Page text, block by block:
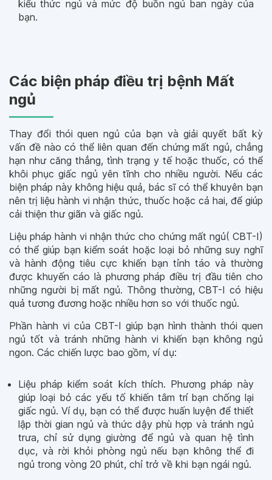
kiểu thức ngủ và mức độ buồn ngủ ban ngày của
bạn.
Các biện pháp điều trị bệnh Mất
ngủ
Thay đổi thói quen ngủ của bạn và giải quyết bất kỳ
vấn đề nào có thể liên quan đến chứng mất ngủ, chẳng
hạn như căng thẳng, tình trạng y tế hoặc thuốc, có thể
khôi phục giấc ngủ yên tĩnh cho nhiều người. Nếu các
biện pháp này không hiệu quả, bác sĩ có thể khuyên bạn
nên trị liệu hành vi nhận thức, thuốc hoặc cả hai, để giúp
cải thiện thư giãn và giấc ngủ.
Liệu pháp hành vi nhận thức cho chứng mất ngủ( CBT-I)
có thể giúp bạn kiểm soát hoặc loại bỏ những suy nghĩ
và hành động tiêu cực khiến bạn tỉnh táo và thường
được khuyến cáo là phương pháp điều trị đầu tiên cho
những người bị mất ngủ. Thông thường, CBT-I có hiệu
quả tương đương hoặc nhiều hơn so với thuốc ngủ.
Phần hành vi của CBT-I giúp bạn hình thành thói quen
ngủ tốt và tránh những hành vi khiến bạn không ngủ
ngon. Các chiến lược bao gồm, ví dụ:
Liệu pháp kiểm soát kích thích. Phương pháp này
giúp loại bỏ các yếu tố khiến tâm trí bạn chống lại
giấc ngủ. Ví dụ, bạn có thể được huấn luyện để thiết
lập thời gian ngủ và thức dậy phù hợp và tránh ngủ
trưa, chỉ sử dụng giường để ngủ và quan hệ tình
dục, và rời khỏi phòng ngủ nếu bạn không thể đi
ngủ trong vòng 20 phút, chỉ trở về khi bạn ngái ngủ.